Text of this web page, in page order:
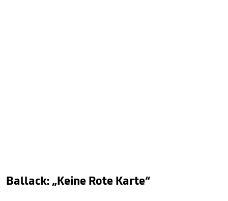
Ballack: „Keine Rote Karte“